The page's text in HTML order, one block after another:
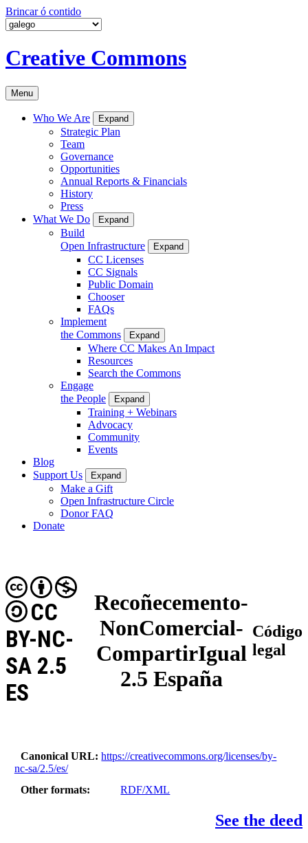
Brincar ó contido
Creative Commons
Menu
Who We Are Expand
Strategic Plan
Team
Governance
Opportunities
Annual Reports & Financials
History
Press
What We Do
Expand
Build
Open Infrastructure
Expand
CC Licenses
CC Signals
Public Domain
Chooser
FAQs
Implement
the Commons
Expand
Where CC Makes An Impact
Resources
Search the Commons
Engage
the People
Expand
Training + Webinars
Advocacy
Community
Events
Blog
Support Us
Expand
Make a Gift
Open Infrastructure Circle
Donor FAQ
Donate
Recoñecemento-
NonComercial-
CompartirIgual
2.5 España
CC
BY-NC-
SA 2.5
ES
Código
legal
Canonical URL
https://creativecommons.org/licenses/by-
nc-sa/2.5/es/
Other formats
RDF/XML
See the deed